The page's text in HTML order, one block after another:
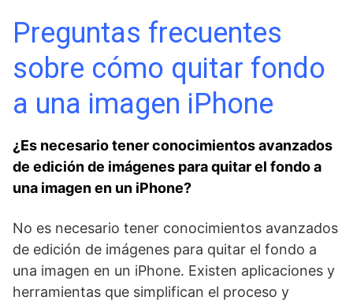
Preguntas frecuentes
sobre cómo quitar fondo
a una imagen iPhone
¿Es necesario⁤ tener conocimientos avanzados
de edición de imágenes para quitar el fondo a
una imagen en un iPhone?
No es necesario tener conocimientos avanzados
de ‌edición de imágenes para quitar el fondo a
una imagen en un iPhone. Existen aplicaciones y
herramientas que simplifican el proceso y